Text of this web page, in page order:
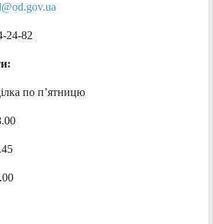
24-82
по п’ятницю